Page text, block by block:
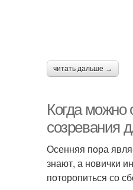
читать дальше →
Когда можно
созревания
Осенняя пора
знают, а новички
поторопиться со